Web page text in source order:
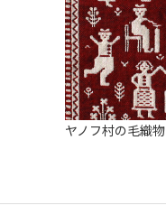
ヤノフ村の毛織物